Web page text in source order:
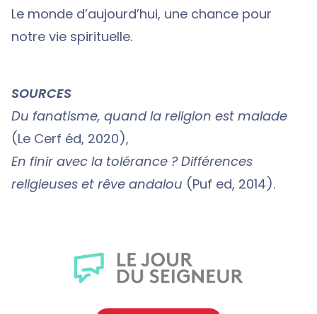
Le monde d’aujourd’hui, une chance pour
notre vie spirituelle.
SOURCES
Du fanatisme, quand la religion est malade
(Le Cerf éd, 2020),
En finir avec la tolérance ? Différences
religieuses et rêve andalou (Puf ed, 2014).